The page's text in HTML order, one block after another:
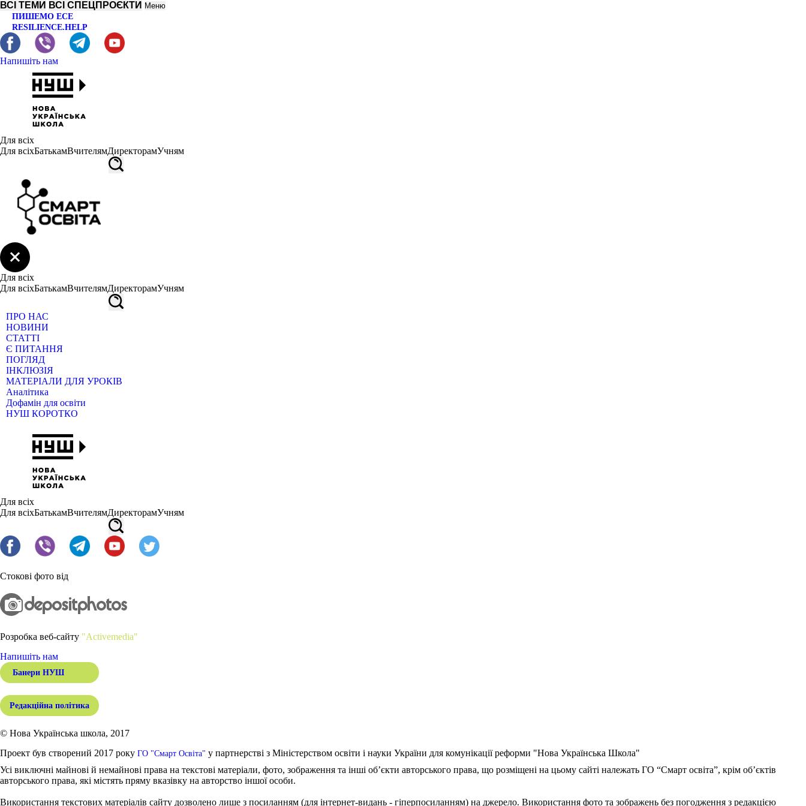
ВСІ ТЕМИ ВСІ СПЕЦПРОЄКТИ Меню
ПИШЕМО ЕСЕ
RESILIENCE.HELP
Напишіть нам
Для всіх
Для всіхБатькамВчителямДиректорамУчням
Для всіх
Для всіхБатькамВчителямДиректорамУчням
ПРО НАС
НОВИНИ
СТАТТІ
Є ПИТАННЯ
ПОГЛЯД
ІНКЛЮЗІЯ
МАТЕРІАЛИ ДЛЯ УРОКІВ
Аналітика
Дофамін для освіти
НУШ КОРОТКО
Для всіх
Для всіхБатькамВчителямДиректорамУчням
Стокові фото від
Розробка веб-сайту "Activemedia"
Напишіть нам
Банери НУШ
Редакційна політика
© Нова Українська школа, 2017
Проект був створений 2017 року ГО "Смарт Освіта" у партнерстві з Міністерством освіти і науки України для комунікації реформи "Нова Українська Школа"
Усі виключні майнові й немайнові права на текстові матеріали, фото, зображення та інші об’єкти авторського права, що розміщені на цьому сайті належать ГО “Смарт освіта”, крім об’єктів
авторського права, які містять пряму вказівку на авторство іншої особи.
Використання текстових матеріалів сайту дозволено лише з посиланням (для інтернет-видань - гіперпосиланням) на джерело. Використання фото та зображень без погодження з редакцією